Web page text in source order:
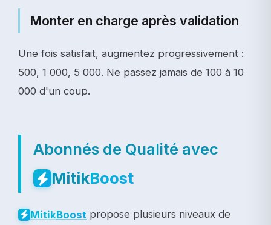
Monter en charge après validation
Une fois satisfait, augmentez progressivement :
500, 1 000, 5 000. Ne passez jamais de 100 à 10
000 d'un coup.
Abonnés de Qualité avec
MitikBoost
MitikBoost propose plusieurs niveaux de